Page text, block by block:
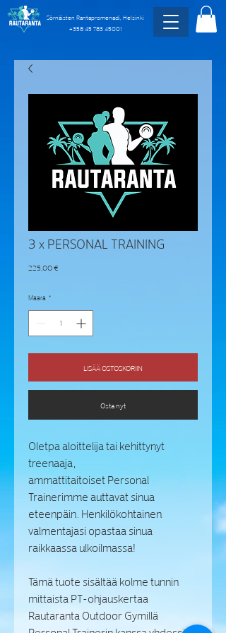
Sörnäisten Rantapromenadi, Helsinki
+358 45 783 45001
3 x PERSONAL TRAINING
225,00 €
Määrä *
LISÄÄ OSTOSKORIIN
Osta nyt
Oletpa aloittelija tai kehittynyt
treenaaja,
ammattitaitoiset Personal
Trainerimme auttavat sinua
eteenpäin. Henkilökohtainen
valmentajasi opastaa sinua
raikkaassa ulkoilmassa!
Tämä tuote sisältää kolme tunnin
mittaista PT-ohjauskertaa
Rautaranta Outdoor Gymillä